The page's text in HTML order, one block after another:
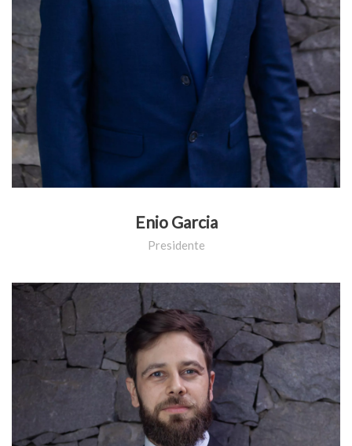
Enio Garcia
Presidente